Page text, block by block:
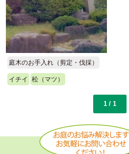
庭木のお手入れ（剪定・伐採）
イチイ 松（マツ）
1 / 1